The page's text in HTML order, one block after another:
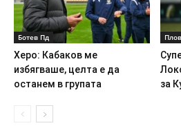
Ботев Пд
Херо: Кабаков ме
избягваше, целта е да
останем в групата
за